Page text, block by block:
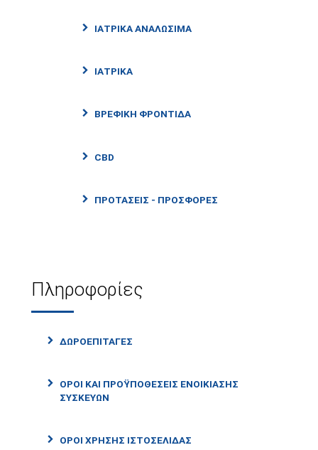
ΙΑΤΡΙΚΆ ΑΝΑΛΏΣΙΜΑ
ΙΑΤΡΙΚΑ
ΒΡΕΦΙΚΗ ΦΡΟΝΤΊΔΑ
CBD
ΠΡΟΤΑΣΕΙΣ - ΠΡΟΣΦΟΡΕΣ
Πληροφορίες
ΔΩΡΟΕΠΙΤΑΓΈΣ
ΌΡΟΙ ΚΑΙ ΠΡΟΫΠΟΘΈΣΕΙΣ ΕΝΟΙΚΊΑΣΗΣ
ΣΥΣΚΕΥΏΝ
ΌΡΟΙ ΧΡΉΣΗΣ ΙΣΤΟΣΕΛΊΔΑΣ